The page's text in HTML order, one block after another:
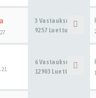
3 Vastaukset
9257 Luettu
6 Vastaukset
12903 Luettu